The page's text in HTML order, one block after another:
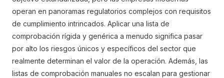
operan en panoramas regulatorios complejos con requisitos
de cumplimiento intrincados. Aplicar una lista de
comprobación rígida y genérica a menudo significa pasar
por alto los riesgos únicos y específicos del sector que
realmente determinan el valor de la operación. Además, las
listas de comprobación manuales no escalan para gestionar